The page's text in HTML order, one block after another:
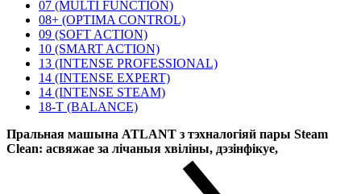
07 (MULTI FUNCTION)
08+ (OPTIMA CONTROL)
09 (SOFT ACTION)
10 (SMART ACTION)
13 (INTENSE PROFESSIONAL)
14 (INTENSE EXPERT)
14 (INTENSE STEAM)
18-T (BALANCE)
Пральная машына ATLANT з тэхналогіяй пары Steam
Clean: асвяжае за лічаныя хвіліны, дэзінфікуе,